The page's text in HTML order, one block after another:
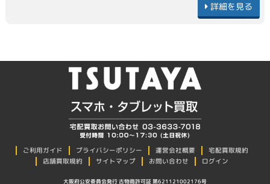
詳細を見る
ご利用ガイド プライバシーポリシー 運営会社概要
宅配買取規約
店舗買取規約
サイトマップ お問い合わせ ログイン
大阪府公安委員会発行 古物商許可証 第621121002176号